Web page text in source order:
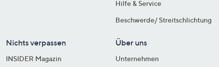
Hilfe & Service
Beschwerde/ Streitschlichtung
Nichts verpassen
INSIDER Magazin
Über uns
Unternehmen